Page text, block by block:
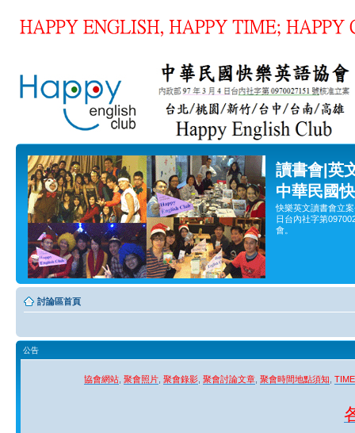
讀書會|英
中華民國
快樂英文讀書會立
日台內社字第
會。
討論區首頁
公告
協會網站 聚會照片 聚會錄影 聚會討論文章 聚會時間地點須知